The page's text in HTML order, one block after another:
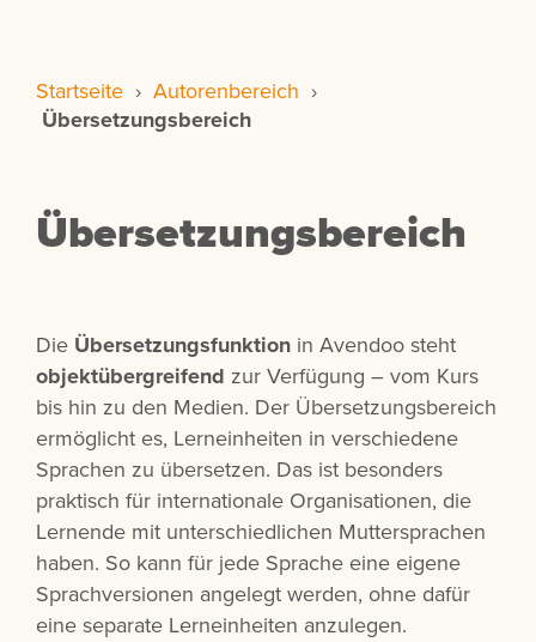
Startseite › Autorenbereich ›
Übersetzungsbereich
Übersetzungsbereich
Die Übersetzungsfunktion in Avendoo steht
objektübergreifend zur Verfügung – vom Kurs
bis hin zu den Medien. Der Übersetzungsbereich
ermöglicht es, Lerneinheiten in verschiedene
Sprachen zu übersetzen. Das ist besonders
praktisch für internationale Organisationen, die
Lernende mit unterschiedlichen Muttersprachen
haben. So kann für jede Sprache eine eigene
Sprachversionen angelegt werden, ohne dafür
eine separate Lerneinheiten anzulegen.